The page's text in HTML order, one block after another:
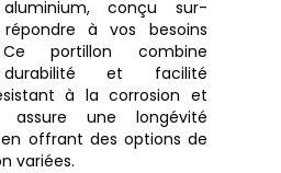
conçu sur-
à vos besoins
Ce portillon combine
durabilité et facilité
à la corrosion et
assure une longévité
offrant des options de
variées.